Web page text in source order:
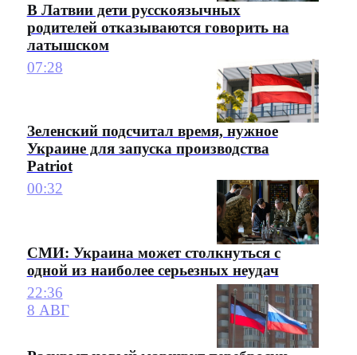
В Латвии дети русскоязычных
родителей отказываются говорить на
латышском
07:28
Зеленский подсчитал время, нужное
Украине для запуска производства
Patriot
00:32
СМИ: Украина может столкнуться с
одной из наиболее серьезных неудач
22:36
8 АВГ